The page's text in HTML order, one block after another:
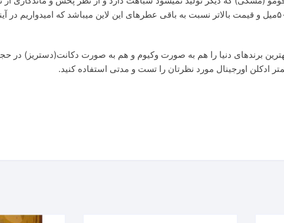
قوی تر و با کیفیت تر میباشد و تنها ایراد وارد بر آکوا د جیو الکسیر ۲۰۲۵ حجم ۵۰میل و قیمت بالاتر نسبت به باقی عطرهای این لاین میباشد
برندهای دنیا را هم به صورت وکیوم و هم به صورت دکانت(دستریز) در
ادکلن اورجینال مورد نظرتان را تست و مدتی استفاده کنید.